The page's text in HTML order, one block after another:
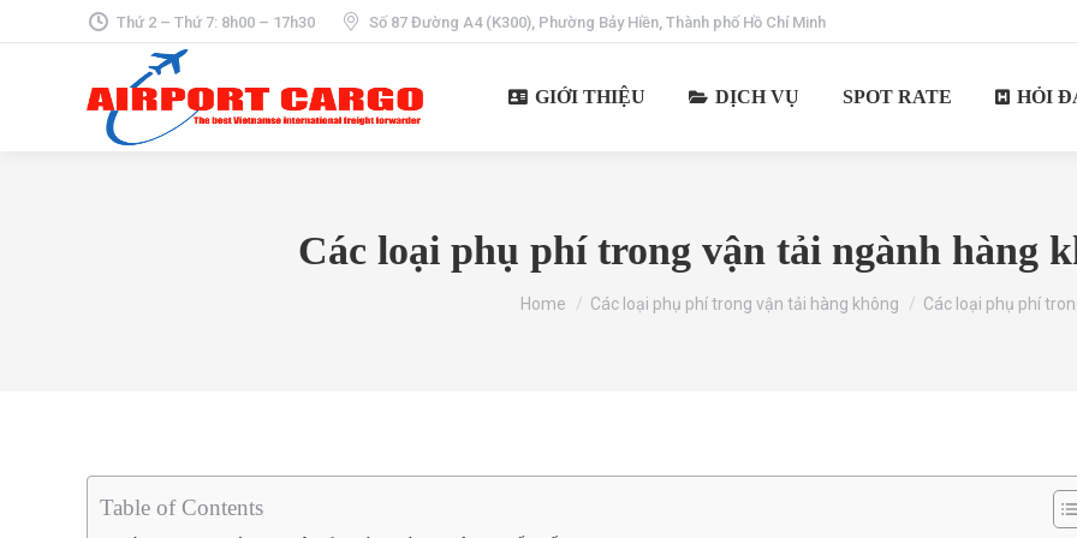
Thứ 2 – Thứ 7: 8h00 – 17h30 Số 87 Đường A4 (K300), Phường Bảy Hiền, Thành phố Hồ Chí Minh
GIỚI THIỆU DỊCH VỤ SPOT RATE HỎI
Các loại phụ phí trong vận tải ngành hàng
You are here:
Home Các loại phụ phí trong vận tải hàng không Các loại phụ phí
Table of Contents